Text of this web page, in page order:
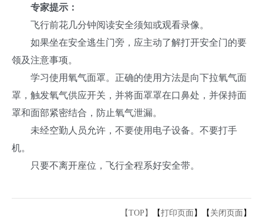
专家提示：
飞行前花几分钟阅读安全须知或观看录像。
如果坐在安全逃生门旁，应主动了解打开安全门的要
领及注意事项。
学习使用氧气面罩。正确的使用方法是向下拉氧气面
罩，触发氧气供应开关，并将面罩罩在口鼻处，并保持面
罩和面部紧密结合，防止氧气泄漏。
未经空勤人员允许，不要使用电子设备。不要打手
机。
只要不离开座位，飞行全程系好安全带。
【TOP】 【打印页面 】【 关闭页面 】